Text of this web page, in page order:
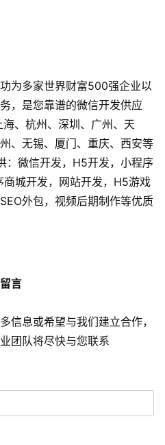
为多家世界财富500强企业以
，是您靠谱的微信开发供应
、杭州、深圳、广州、天
、无锡、厦门、重庆、西安等
：微信开发，H5开发，小程序
城开发，网站开发，H5游戏
外包，视频后期制作等优质
言
信息或希望与我们建立合作，
团队将尽快与您联系